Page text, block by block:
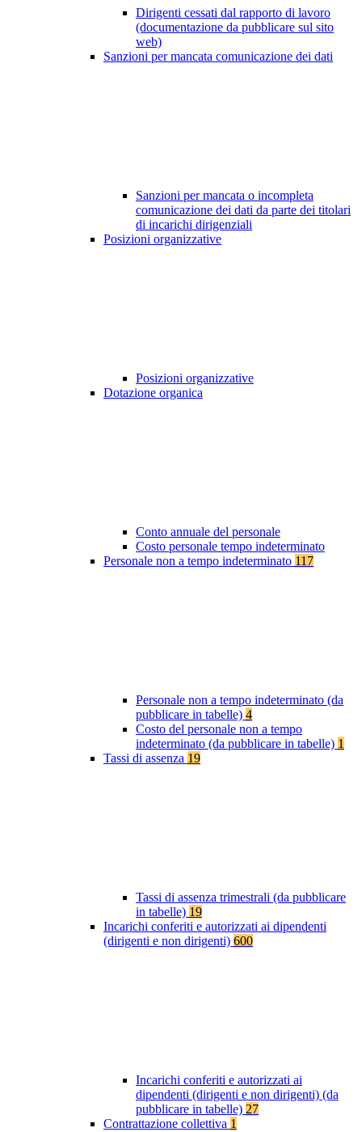
Dirigenti cessati dal rapporto di lavoro
(documentazione da pubblicare sul sito
web)
Sanzioni per mancata comunicazione dei dati
Sanzioni per mancata o incompleta
comunicazione dei dati da parte dei titolari
di incarichi dirigenziali
Posizioni organizzative
Posizioni organizzative
Dotazione organica
Conto annuale del personale
Costo personale tempo indeterminato
Personale non a tempo indeterminato 117
Personale non a tempo indeterminato (da
pubblicare in tabelle) 4
Costo del personale non a tempo
indeterminato (da pubblicare in tabelle) 1
Tassi di assenza 19
Tassi di assenza trimestrali (da pubblicare
in tabelle) 19
Incarichi conferiti e autorizzati ai dipendenti
(dirigenti e non dirigenti) 600
Incarichi conferiti e autorizzati ai
dipendenti (dirigenti e non dirigenti) (da
pubblicare in tabelle) 27
Contrattazione collettiva 1